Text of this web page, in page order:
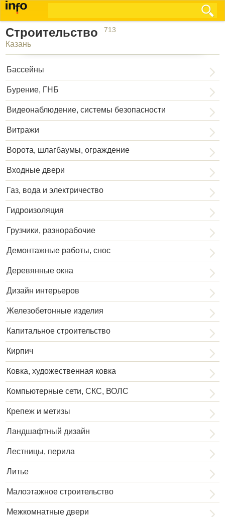
Строительство 713
Казань
Бассейны
Бурение, ГНБ
Видеонаблюдение, системы безопасности
Витражи
Ворота, шлагбаумы, ограждение
Входные двери
Газ, вода и электричество
Гидроизоляция
Грузчики, разнорабочие
Демонтажные работы, снос
Деревянные окна
Дизайн интерьеров
Железобетонные изделия
Капитальное строительство
Кирпич
Ковка, художественная ковка
Компьютерные сети, СКС, ВОЛС
Крепеж и метизы
Ландшафтный дизайн
Лестницы, перила
Литье
Малоэтажное строительство
Межкомнатные двери